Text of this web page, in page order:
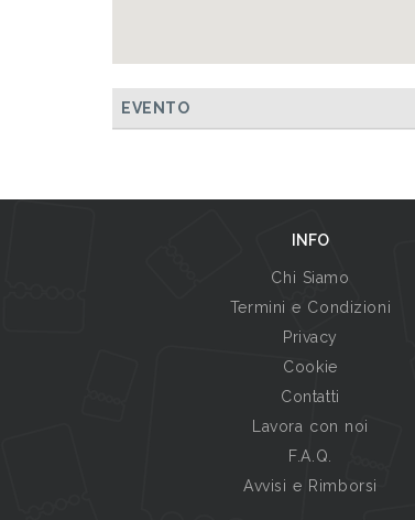
EVENTO
INFO
Chi Siamo
Termini e Condizioni
Privacy
Cookie
Contatti
Lavora con noi
F.A.Q.
Avvisi e Rimborsi